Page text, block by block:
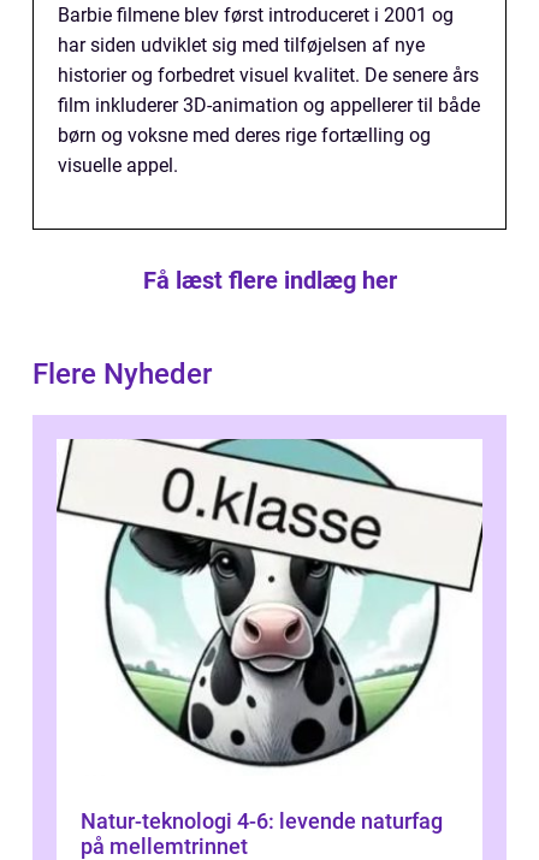
Barbie filmene blev først introduceret i 2001 og
har siden udviklet sig med tilføjelsen af nye
historier og forbedret visuel kvalitet. De senere års
film inkluderer 3D-animation og appellerer til både
børn og voksne med deres rige fortælling og
visuelle appel.
Få læst flere indlæg her
Flere Nyheder
Natur-teknologi 4-6: levende naturfag
på mellemtrinnet